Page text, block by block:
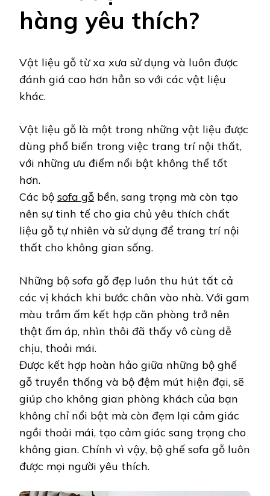
hàng yêu thích?
Vật liệu gỗ từ xa xưa sử dụng và luôn được
đánh giá cao hơn hẳn so với các vật liệu
khác.
Vật liệu gỗ là một trong những vật liệu được
dùng phổ biến trong việc trang trí nội thất,
với những ưu điểm nổi bật không thể tốt
hơn.
Các bộ sofa gỗ bền, sang trọng mà còn tạo
nên sự tinh tế cho gia chủ yêu thích chất
liệu gỗ tự nhiên và sử dụng để trang trí nội
thất cho không gian sống.
Những bộ sofa gỗ đẹp luôn thu hút tất cả
các vị khách khi bước chân vào nhà. Với gam
màu trầm ấm kết hợp căn phòng trở nên
thật ấm áp, nhìn thôi đã thấy vô cùng dễ
chịu, thoải mái.
Được kết hợp hoàn hảo giữa những bộ ghế
gỗ truyền thống và bộ đệm mút hiện đại, sẽ
giúp cho không gian phòng khách của bạn
không chỉ nổi bật mà còn đẹm lại cảm giác
ngồi thoải mái, tạo cảm giác sang trọng cho
không gian. Chính vì vậy, bộ ghế sofa gỗ luôn
được mọi người yêu thích.